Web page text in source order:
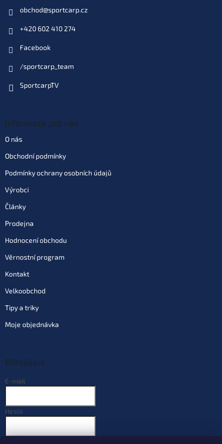
Varianta: Banana
EAN:
obchod@sportcarp.cz
+420 602 410 274
Facebook
/sportcarp_team
SportcarpTV
Informace pro vás
O nás
Obchodní podmínky
Podmínky ochrany osobních údajů
Výrobci
Články
Prodejna
Hodnocení obchodu
Věrnostní program
Kontakt
Velkoobchod
Tipy a triky
Moje objednávka
Přihlášení
E-mail
Heslo